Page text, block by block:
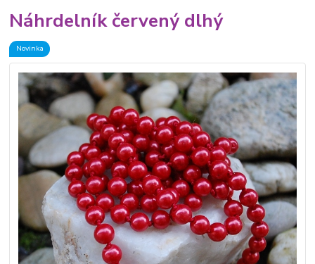
Náhrdelník červený dlhý
Novinka